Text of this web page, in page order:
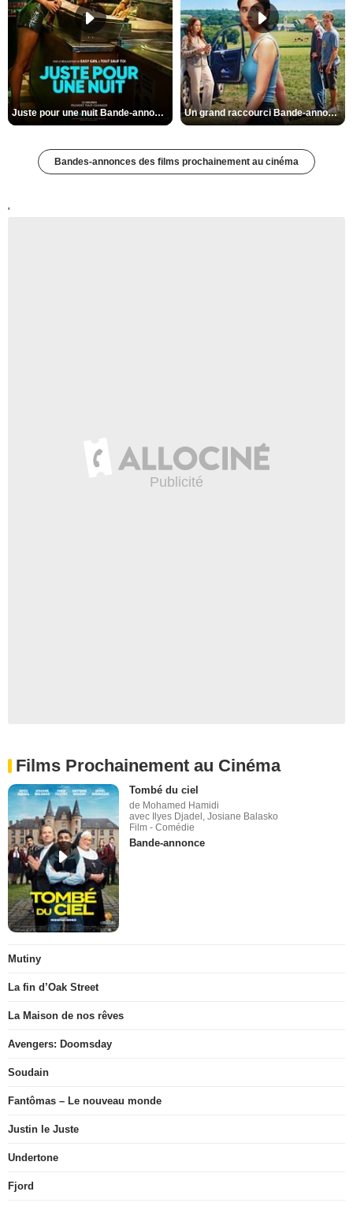
Juste pour une nuit Bande-annonce VO STFR Un grand raccourci Bande-annonce VF
Bandes-annonces des films prochainement au cinéma
'
Films Prochainement au Cinéma
Tombé du ciel
de Mohamed Hamidi
avec Ilyes Djadel, Josiane Balasko
Film - Comédie
Bande-annonce
Mutiny
La fin d’Oak Street
La Maison de nos rêves
Avengers: Doomsday
Soudain
Fantômas – Le nouveau monde
Justin le Juste
Undertone
Fjord